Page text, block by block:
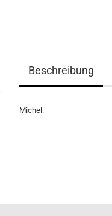
Beschreibung
Michel: